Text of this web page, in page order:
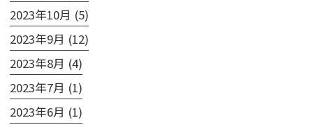
2023年10月 (5)
2023年9月 (12)
2023年8月 (4)
2023年7月 (1)
2023年6月 (1)